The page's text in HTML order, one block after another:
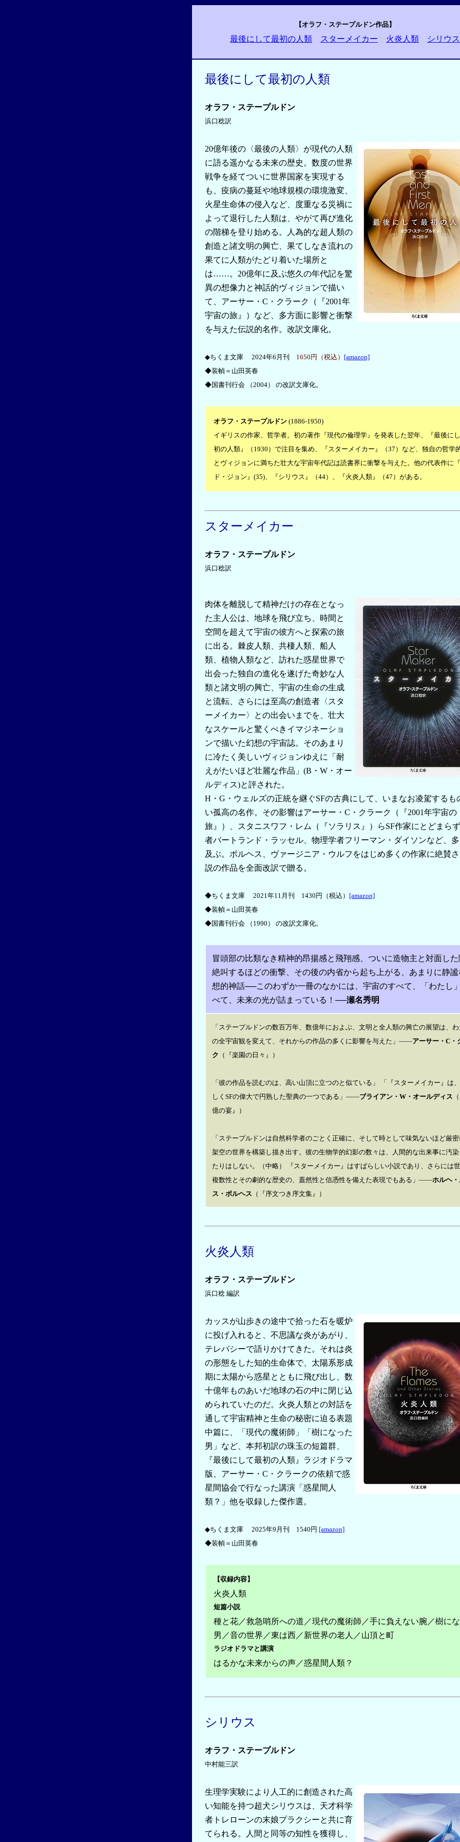
【オラフ・ステープルドン作品】
最後にして最初の人類 スターメイカー 火炎人類 シリウス
最後にして最初の人類
オラフ・ステープルドン
浜口稔訳
20億年後の〈最後の人類〉が現代の人類
に語る遥かなる未来の歴史。数度の世界
戦争を経てついに世界国家を実現する
も、疫病の蔓延や地球規模の環境激変、
火星生命体の侵入など、度重なる災禍に
よって退行した人類は、やがて再び進化
の階梯を登り始める。人為的な超人類の
創造と諸文明の興亡、果てしなき流れの
果てに人類がたどり着いた場所と
は……。20億年に及ぶ悠久の年代記を驚
異の想像力と神話的ヴィジョンで描い
て、アーサー・C・クラーク（『2001年
宇宙の旅』）など、多方面に影響と衝撃
を与えた伝説的名作。改訳文庫化。
◆ちくま文庫 2024年6月刊 1650円（税込） [amazon]
◆装幀＝山田英春
◆国書刊行会 （2004） の改訳文庫化。
オラフ・ステープルドン (1886-1950)
イギリスの作家、哲学者。初の著作『現代の倫理学』を発表した翌年、『最後に
初の人類』（1930）で注目を集め、『スターメイカー』（37）など、独自の哲学
とヴィジョンに満ちた壮大な宇宙年代記は読書界に衝撃を与えた。他の代表作に
ド・ジョン』(35)、『シリウス』（44）、『火炎人類』（47）がある。
スターメイカー
オラフ・ステープルドン
浜口稔訳
肉体を離脱して精神だけの存在となっ
た主人公は、地球を飛び立ち、時間と
空間を超えて宇宙の彼方へと探索の旅
に出る。棘皮人類、共棲人類、船人
類、植物人類など、訪れた惑星世界で
出会った独自の進化を遂げた奇妙な人
類と諸文明の興亡、宇宙の生命の生成
と流転、さらには至高の創造者〈スタ
ーメイカー〉との出会いまでを、壮大
なスケールと驚くべきイマジネーショ
ンで描いた幻想の宇宙誌。そのあまり
に冷たく美しいヴィジョンゆえに「耐
えがたいほど壮麗な作品」(B・W・オー
ルディス)と評された。
H・G・ウェルズの正統を継ぐSFの古典にして、いまなお凌駕するも
い孤高の名作。その影響はアーサー・C・クラーク（『2001年宇宙の
旅』）、スタニスワフ・レム（『ソラリス』）らSF作家にとどまら
者バートランド・ラッセル、物理学者フリーマン・ダイソンなど、
及ぶ。ボルヘス、ヴァージニア・ウルフをはじめ多くの作家に絶賛
説の作品を全面改訳で贈る。
◆ちくま文庫 2021年11月刊 1430円（税込） [amazon]
◆装幀＝山田英春
◆国書刊行会 （1990） の改訳文庫化。
冒頭部の比類なき精神的昂揚感と飛翔感、ついに造物主と対面し
絶叫するほどの衝撃、その後の内省から起ち上がる、あまりに静
想的神話──このわずか一冊のなかには、宇宙のすべて、「わたし
べて、未来の光が詰まっている！──瀬名秀明
「ステープルドンの数百万年、数億年におよぶ、文明と全人類の興亡の展望は、
の全宇宙観を変えて、それからの作品の多くに影響を与えた」――アーサー・C・
ク （『楽園の日々』）
「彼の作品を読むのは、高い山頂に立つのと似ている」 「『スターメイカー』は
しくSFの偉大で円熟した聖典の一つである」――ブライアン・W・オールディス
億の宴』）
「ステープルドンは自然科学者のごとく正確に、そして時として味気ないほど厳
架空の世界を構築し描き出す。彼の生物学的幻影の数々は、人間的な出来事に汚
たりはしない。（中略） 『スターメイカー』はすばらしい小説であり、さらには
複数性とその劇的な歴史の、蓋然性と信憑性を備えた表現でもある」――ホルヘ
ス・ボルヘス （『序文つき序文集』）
火炎人類
オラフ・ステープルドン
浜口稔 編訳
カッスが山歩きの途中で拾った石を暖炉
に投げ入れると、不思議な炎があがり、
テレパシーで語りかけてきた。それは炎
の形態をした知的生命体で、太陽系形成
期に太陽から惑星とともに飛び出し、数
十億年ものあいだ地球の石の中に閉じ込
められていたのだ。火炎人類との対話を
通して宇宙精神と生命の秘密に迫る表題
中篇に、「現代の魔術師」「樹になった
男」など、本邦初訳の珠玉の短篇群、
『最後にして最初の人類』ラジオドラマ
版、アーサー・C・クラークの依頼で惑
星間協会で行なった講演「惑星間人
類？」他を収録した傑作選。
◆ちくま文庫 2025年9月刊 1540円 [amazon]
◆装幀＝山田英春
【収録内容】
火炎人類
短篇小説
種と花／救急哨所への道 ／現代の魔術師 ／手に負えない腕／樹に
男 ／音の世界 ／東は西／新世界の老人 ／山頂と町
ラジオドラマと講演
はるかな未来からの声／惑星間人類？
シリウス
オラフ・ステープルドン
中村能三訳
生理学実験により人工的に創造された高
い知能を持つ超犬シリウスは、天才科学
者トレローンの末娘プラクシーと共に育
てられる。人間と同等の知性を獲得し、